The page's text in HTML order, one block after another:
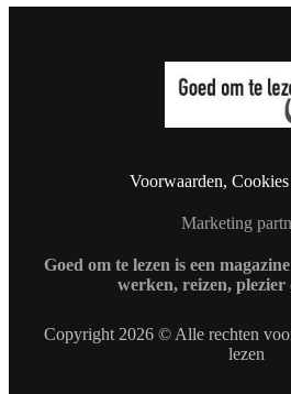
Voorwaarden,
Marketing
Goed om te lezen is een
werken, reizen, plezier
Copyright 2026 © Alle rechten
lezen